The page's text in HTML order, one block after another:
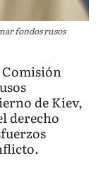
fondos rusos
Comisión
de Kiev,
derecho